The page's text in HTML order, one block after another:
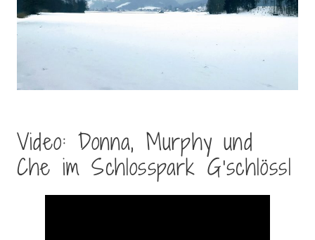
Video: Donna, Murphy und
Che im Schlosspark G’schlössl